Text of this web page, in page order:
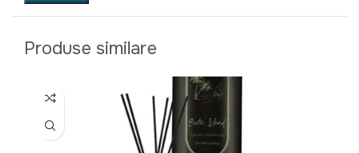
Produse similare